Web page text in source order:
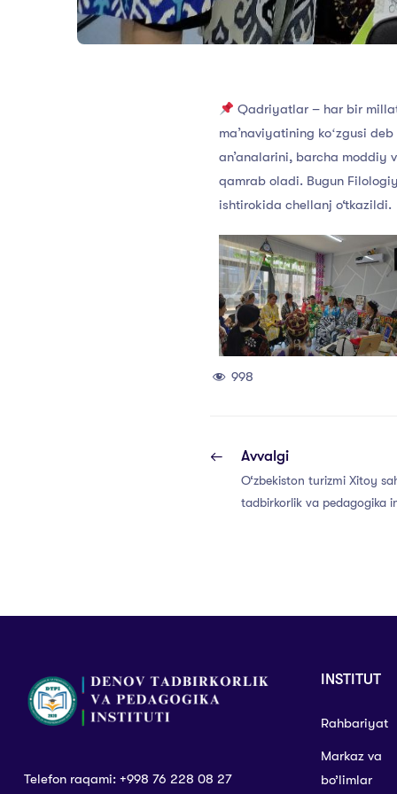
Qadriyatlar – har bir
maʼnaviyatining koʻzgusi
anʼanalarini, barcha moddiy
qamrab oladi. Bugun
ishtirokida chellanj o‘tkazildi.
998
Avvalgi
O‘zbekiston turizmi Xitoy
tadbirkorlik va pedagogika
Telefon raqami: +998 76 228 08 27
INSTITUT
Rahbariyat
Markaz va
bo’limlar